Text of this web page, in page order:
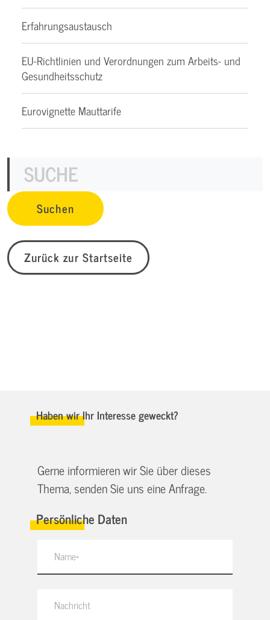
Erfahrungsaustausch
EU-Richtlinien und Verordnungen zum Arbeits- und
Gesundheitsschutz
Eurovignette Mauttarife
Zurück zur Startseite
Haben wir Ihr Interesse geweckt?
Gerne informieren wir Sie über dieses
Thema, senden Sie uns eine Anfrage.
Persönliche Daten